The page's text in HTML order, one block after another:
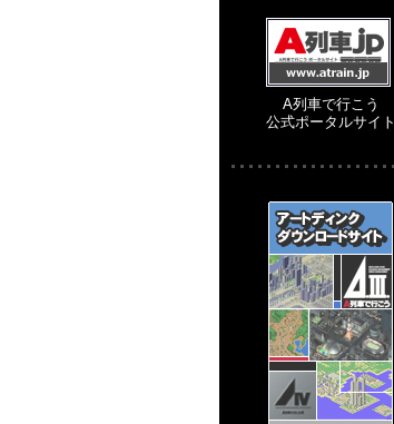
A列車で行こう
公式ポータルサイト